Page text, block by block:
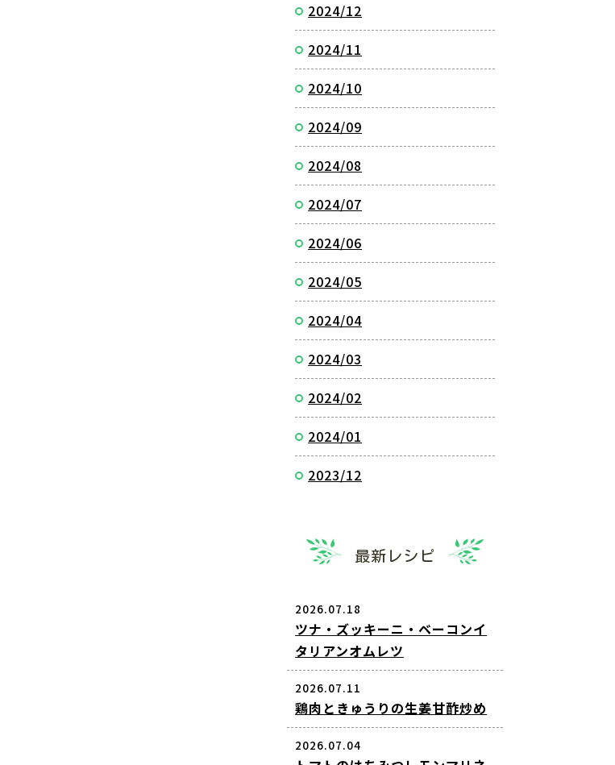
2024/12
2024/11
2024/10
2024/09
2024/08
2024/07
2024/06
2024/05
2024/04
2024/03
2024/02
2024/01
2023/12
最新レシピ
2026.07.18
ツナ・ズッキーニ・ベーコンイ
タリアンオムレツ
2026.07.11
鶏肉ときゅうりの生姜甘酢炒め
2026.07.04